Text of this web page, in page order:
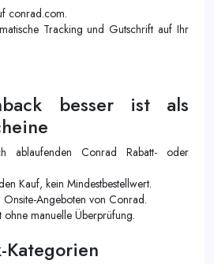
conrad.com.
Tracking und Gutschrift auf Ihr
besser ist als
Conrad Rabatt- oder
Kauf, kein Mindestbestellwert.
Angeboten von Conrad.
manuelle Überprüfung.
Kategorien